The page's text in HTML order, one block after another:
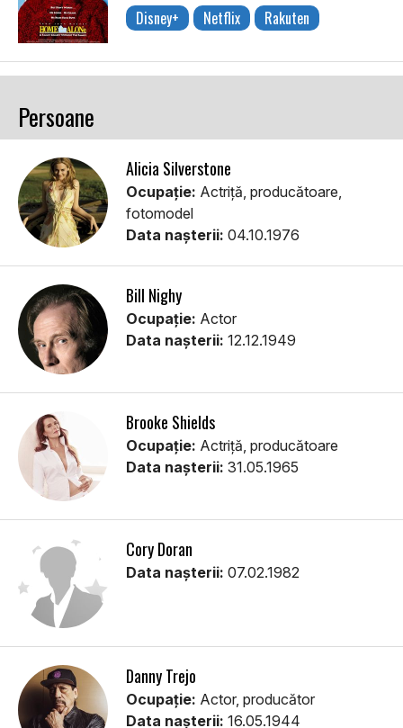
Disney+ Netflix Rakuten
Persoane
Alicia Silverstone
Ocupație: Actriţă, producătoare,
fotomodel
Data nașterii: 04.10.1976
Bill Nighy
Ocupație: Actor
Data nașterii: 12.12.1949
Brooke Shields
Ocupație: Actriţă, producătoare
Data nașterii: 31.05.1965
Cory Doran
Data nașterii: 07.02.1982
Danny Trejo
Ocupație: Actor, producător
Data nașterii: 16.05.1944